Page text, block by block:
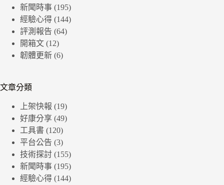
新聞時事 (195)
經驗心得 (144)
評測報告 (64)
開箱文 (12)
韌體更新 (6)
文章分類
上架快報 (19)
好康分享 (49)
工具書 (120)
平台公告 (3)
技術探討 (155)
新聞時事 (195)
經驗心得 (144)